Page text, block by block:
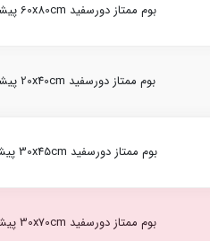
بوم ممتاز دورسفید 60x80cm پیشگام
بوم ممتاز دورسفید 20x40cm پیشگام
بوم ممتاز دورسفید 30x45cm پیشگام
بوم ممتاز دورسفید 30x70cm پیشگام